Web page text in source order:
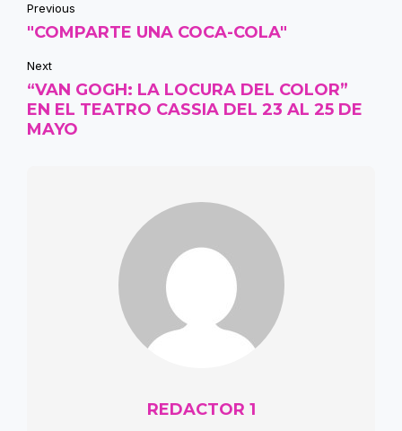
Previous
"COMPARTE UNA COCA-COLA"
Next
“VAN GOGH: LA LOCURA DEL COLOR”
EN EL TEATRO CASSIA DEL 23 AL 25 DE
MAYO
REDACTOR 1